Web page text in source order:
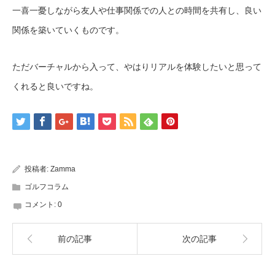
一喜一憂しながら友人や仕事関係での人との時間を共有し、良い
関係を築いていくものです。
ただバーチャルから入って、やはりリアルを体験したいと思って
くれると良いですね。
投稿者: Zamma
ゴルフコラム
コメント: 0
前の記事 次の記事